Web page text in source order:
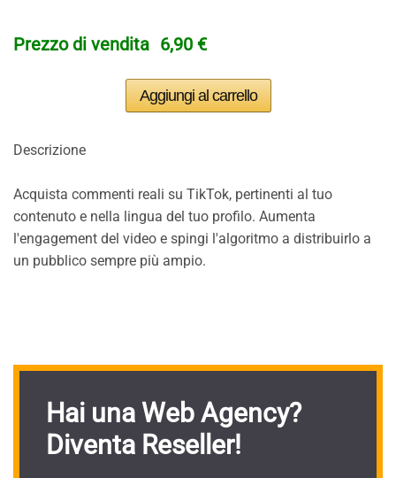
Prezzo di vendita 6,90 €
Descrizione
Acquista commenti reali su TikTok, pertinenti al tuo
contenuto e nella lingua del tuo profilo. Aumenta
l'engagement del video e spingi l'algoritmo a distribuirlo a
un pubblico sempre più ampio.
Hai una Web Agency?
Diventa Reseller!